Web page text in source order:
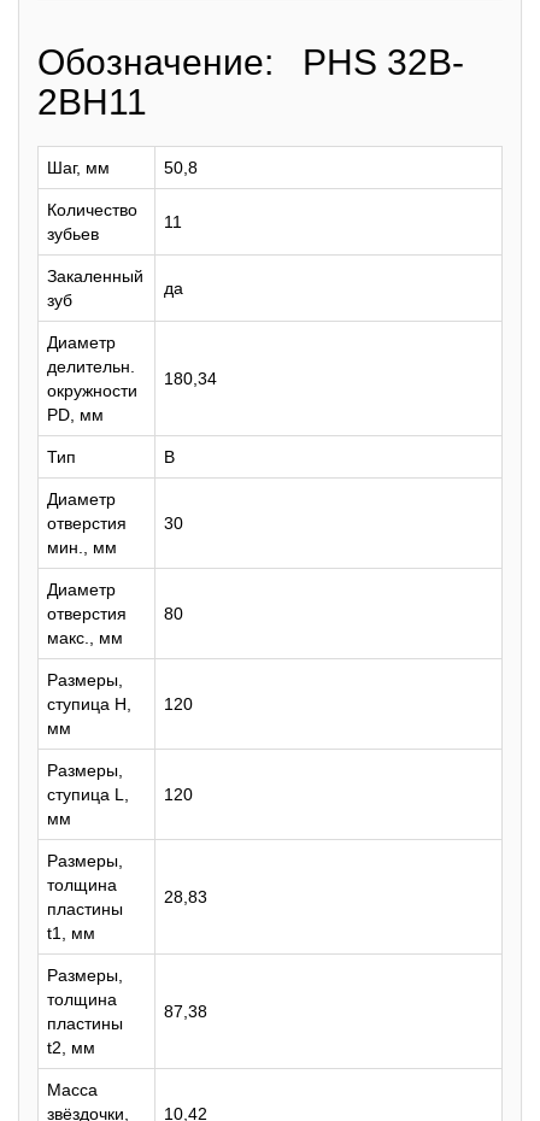
Обозначение: PHS 32B-
2BH11
Шаг, мм 50,8
Количество
зубьев
11
Закаленный
зуб
да
Диаметр
делительн.
окружности
PD, мм
180,34
Тип B
Диаметр
отверстия
мин., мм
30
Диаметр
отверстия
макс., мм
80
Размеры,
ступица H,
мм
120
Размеры,
ступица L,
мм
120
Размеры,
толщина
пластины
t1, мм
28,83
Размеры,
толщина
пластины
t2, мм
87,38
Масса
звёздочки,
10,42